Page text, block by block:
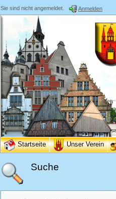
Sie sind nicht angemeldet. Anmelden
Startseite Unser Verein
Suche